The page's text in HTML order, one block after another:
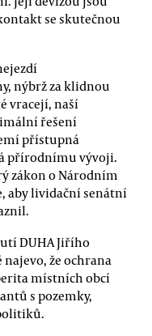
se skutečnou
nýbrž za klidnou
vracejí, naší
řešení
přístupná
přírodnímu vývoji.
zákon o Národním
aby lividační senátní
DUHA Jiřího
že ochrana
místních obcí
s pozemky,